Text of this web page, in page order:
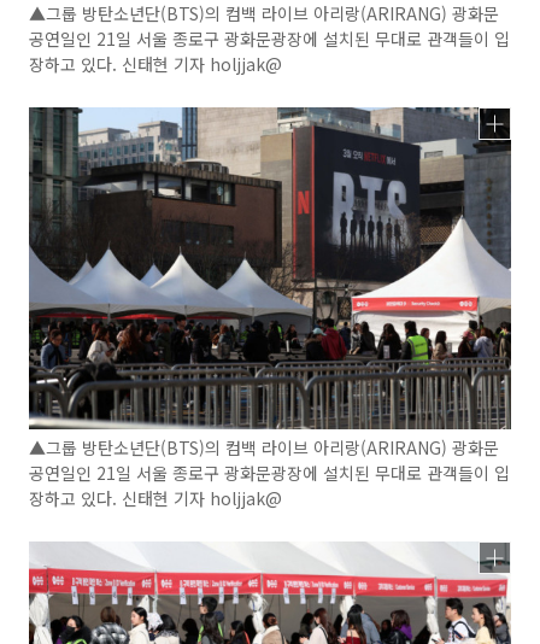
▲그룹 방탄소년단(BTS)의 컴백 라이브 아리랑(ARIRANG) 광화문
공연일인 21일 서울 종로구 광화문광장에 설치된 무대로 관객들이 입
장하고 있다. 신태현 기자 holjjak@
▲그룹 방탄소년단(BTS)의 컴백 라이브 아리랑(ARIRANG) 광화문
공연일인 21일 서울 종로구 광화문광장에 설치된 무대로 관객들이 입
장하고 있다. 신태현 기자 holjjak@